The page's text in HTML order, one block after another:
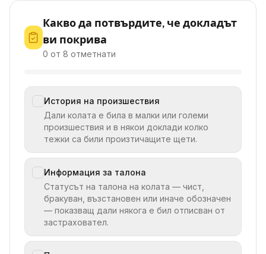
Какво да потвърдите, че докладът
ви покрива
0 от 8 отметнати
История на произшествия
Дали колата е била в малки или големи
произшествия и в някои доклади колко
тежки са били произтичащите щети.
Информация за талона
Статусът на талона на колата — чист,
бракуван, възстановен или иначе обозначен
— показващ дали някога е бил отписван от
застраховател.